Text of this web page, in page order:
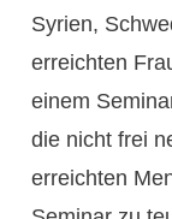
Syrien,
erreichten
einem
die nicht frei
erreichten